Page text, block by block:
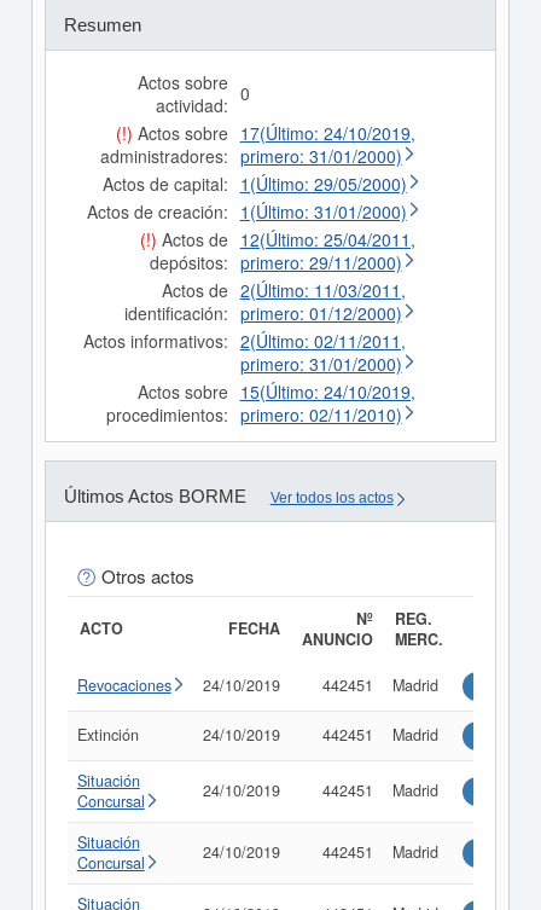
Resumen
Actos sobre
actividad: 0
(!) Actos sobre
administradores:
17(Último: 24/10/2019,
primero: 31/01/2000)
Actos de capital: 1(Último: 29/05/2000)
Actos de creación: 1(Último: 31/01/2000)
(!) Actos de
depósitos:
12(Último: 25/04/2011,
primero: 29/11/2000)
Actos de
identificación:
2(Último: 11/03/2011,
primero: 01/12/2000)
Actos informativos: 2(Último: 02/11/2011,
primero: 31/01/2000)
Actos sobre
procedimientos:
15(Último: 24/10/2019,
primero: 02/11/2010)
Últimos Actos BORME Ver todos los actos
Otros actos
ACTO FECHA
Nº
ANUNCIO
REG.
MERC.
Revocaciones 24/10/2019 442451 Madrid
Extinción 24/10/2019 442451 Madrid
Situación
Concursal
24/10/2019 442451 Madrid
Situación
Concursal
24/10/2019 442451 Madrid
Situación